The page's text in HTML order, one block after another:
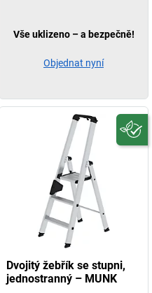
Dvojitý žebřík se stupni,
jednostranný – MUNK
Vše uklizeno – a bezpečně!
Objednat nyní